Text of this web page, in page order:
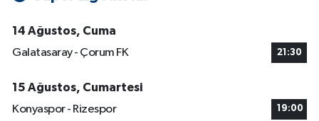
14 Ağustos, Cuma
Galatasaray - Çorum FK
21:30
15 Ağustos, Cumartesi
Konyaspor - Rizespor
19:00